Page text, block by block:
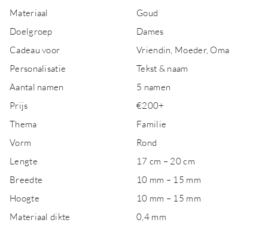
Materiaal
Goud
Doelgroep
Dames
Cadeau voor
Vriendin, Moeder, Oma
Personalisatie
Tekst & naam
Aantal namen
5 namen
Prijs
€200+
Thema
Familie
Vorm
Rond
Lengte
17 cm – 20 cm
Breedte
10 mm – 15 mm
Hoogte
10 mm – 15 mm
Materiaal dikte
0,4 mm